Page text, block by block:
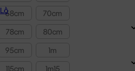
68cm
70cm
78cm
80cm
95cm
1m
115cm
1m15